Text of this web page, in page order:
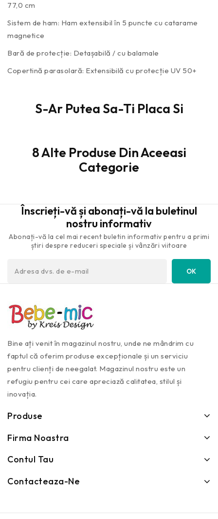
77,0 cm
Sistem de ham: Ham extensibil în 5 puncte cu catarame
magnetice
Bară de protecție: Detașabilă / cu balamale
Copertină parasolară: Extensibilă cu protecție UV 50+
S-Ar Putea Sa-Ti Placa Si
8 Alte Produse Din Aceeasi
Categorie
Înscrieți-vă și abonați-vă la buletinul
nostru informativ
Abonați-vă la cel mai recent buletin informativ pentru a primi
știri despre reduceri speciale și vânzări viitoare
Bine ați venit în magazinul nostru, unde ne mândrim cu
faptul că oferim produse excepționale și un serviciu
pentru clienți de neegalat. Magazinul nostru este un
refugiu pentru cei care apreciază calitatea, stilul și
inovația.
Produse
Firma Noastra
Contul Tau
Contacteaza-Ne